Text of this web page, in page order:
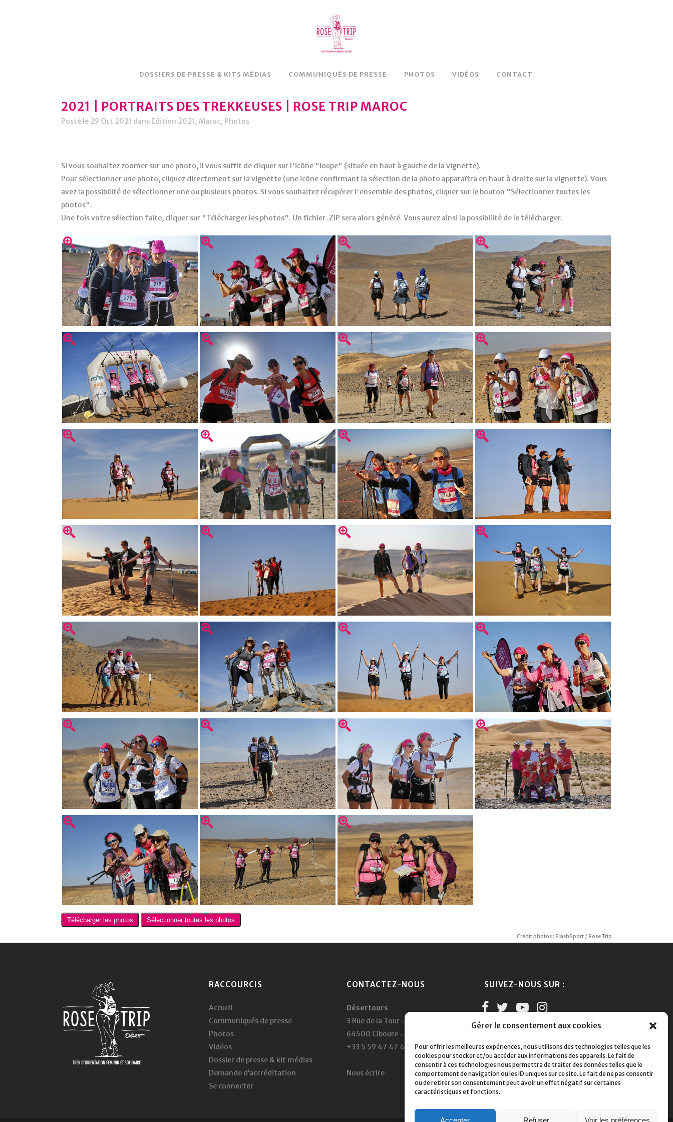
Gérer le consentement aux cookies
Pour offrir les meilleures expériences, nous utilisons des technologies telles que les
cookies pour stocker et/ou accéder aux informations des appareils. Le fait de
consentir à ces technologies nous permettra de traiter des données telles que le
comportement de navigation ou les ID uniques sur ce site. Le fait de ne pas consentir
ou de retirer son consentement peut avoir un effet négatif sur certaines
caractéristiques et fonctions.
Accepter Refuser Voir les préférences
DOSSIERS DE PRESSE & KITS MÉDIAS COMMUNIQUÉS DE PRESSE PHOTOS VIDÉOS CONTACT
2021 | PORTRAITS DES TREKKEUSES | ROSE TRIP MAROC
Posté le 29 Oct 2021 dans Edition 2021, Maroc, Photos
Si vous souhaitez zoomer sur une photo, il vous suffit de cliquer sur l'icône "loupe" (située en haut à gauche de la vignette).
Pour sélectionner une photo, cliquez directement sur la vignette (une icône confirmant la sélection de la photo apparaîtra en haut à droite sur la vignette). Vous
avez la possibilité de sélectionner une ou plusieurs photos. Si vous souhaitez récupérer l'ensemble des photos, cliquer sur le bouton "Sélectionner toutes les
photos".
Une fois votre sélection faite, cliquer sur "Télécharger les photos". Un fichier .ZIP sera alors généré. Vous aurez ainsi la possibilité de le télécharger.
Crédit photos : FlashSport / Rose Trip
RACCOURCIS
Accueil
Communiqués de presse
Photos
Vidéos
Dossier de presse & kit médias
Demande d’accréditation
Se connecter
CONTACTEZ-NOUS
Désertours
3 Rue de la Tour – BP 331
64500 Ciboure – France
+33 5 59 47 47 47
Nous écrire
SUIVEZ-NOUS SUR :